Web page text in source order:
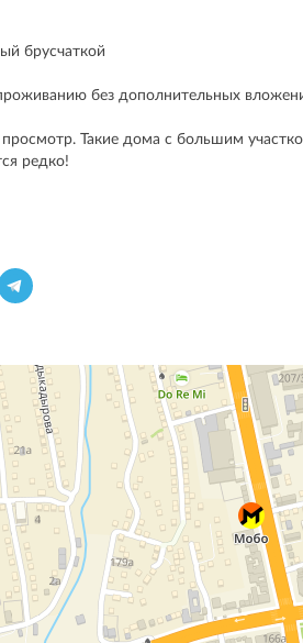
брусчаткой
без дополнительных
просмотр. Такие дома с большим
редко!